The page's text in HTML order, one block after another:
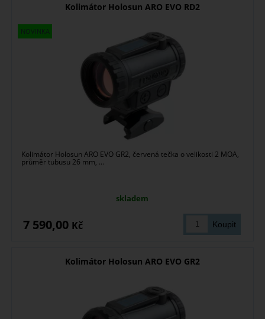
Kolimátor Holosun ARO EVO RD2
Kolimátor Holosun ARO EVO GR2, červená tečka o velikosti 2 MOA,
průměr tubusu 26 mm, ...
skladem
7 590,00 Kč
Kolimátor Holosun ARO EVO GR2